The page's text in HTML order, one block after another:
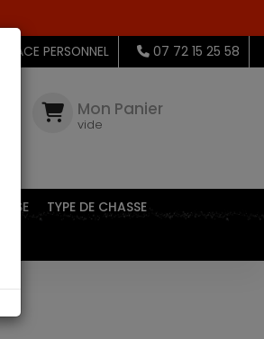
PERSONNEL 07 72 15 25 58
Mon Panier
vide
TYPE DE CHASSE